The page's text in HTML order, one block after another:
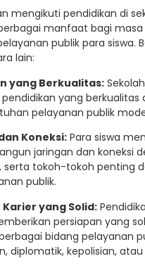
mengikuti pendidikan di
manfaat bagi masa
publik para siswa.
lain:
yang Berkualitas:
yang berkualitas
pelayanan publik
Koneksi: Para siswa
jaringan dan koneksi
serta tokoh-tokoh penting
publik.
Karier yang Solid:
persiapan yang
bidang pelayanan
diplomatik, kepolisian,